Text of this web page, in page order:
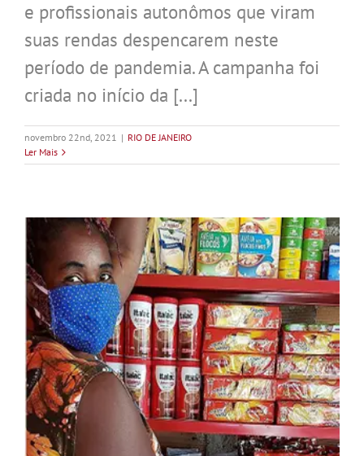
e profissionais autonômos que viram
suas rendas despencarem neste
período de pandemia. A campanha foi
criada no início da [...]
novembro 22nd, 2021 | RIO DE JANEIRO
Ler Mais